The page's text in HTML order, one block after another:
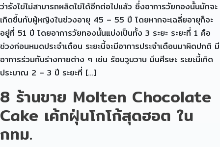
ว่ารังไข่ไม่สามารถผลิตไข่ได้อีกต่อไปแล้ว ซึ่งอาการวัยทองนั้นมักจะ
เกิดขึ้นกับผู้หญิงในช่วงอายุ 45 – 55 ปี โดยหากจะเฉลี่ยอายุก็จะ
อยู่ที่ 51 ปี โดยอาการวัยทองนั้นแบ่งเป็นทั้ง 3 ระยะ ระยะที่ 1 คือ
ช่วงก่อนหมดประจำเดือน ระยะนี้จะมีอาการประจำเดือนมาผิดปกติ มี
อาการร่วมกับร่างกายต่าง ๆ เช่น ร้อนวูบวาบ มึนศีรษะ ระยะนี้เกิด
ประมาณ 2 – 3 ปี ระยะที่ […]
8 ร้านขาย Molten Chocolate
Cake เค้กฝุ่นโกโก้สุดฮอต ใน
กทม.